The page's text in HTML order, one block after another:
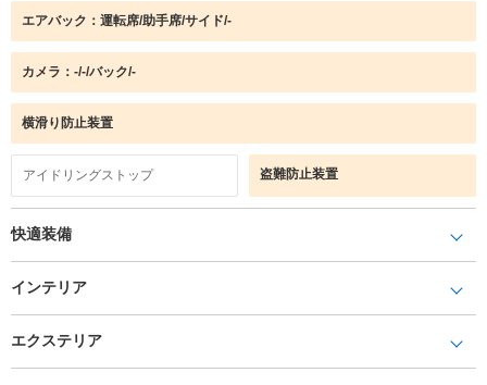
エアバック：運転席/助手席/サイド/-
カメラ：-/-/バック/-
横滑り防止装置
アイドリングストップ 盗難防止装置
快適装備
インテリア
エクステリア